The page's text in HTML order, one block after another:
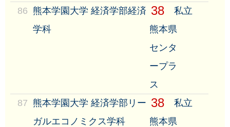
86 熊本学園大学 経済学部経済
学科
38
私立
熊本県
センタ
ープラ
ス
87 熊本学園大学 経済学部リー
ガルエコノミクス学科
38
私立
熊本県